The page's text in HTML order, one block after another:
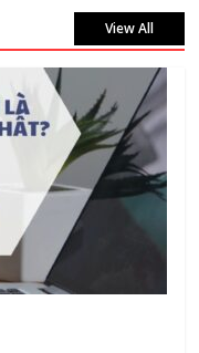
View All